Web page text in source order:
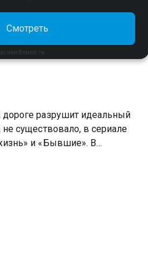
близость
Смотреть
разрушит идеальный
существовало, в сериале
и «Бывшие». В
хирурга Анны нет места
Сони. Но скоро она станет
Однажды ночью
вместе с любовницей
Анны рассыпаются на